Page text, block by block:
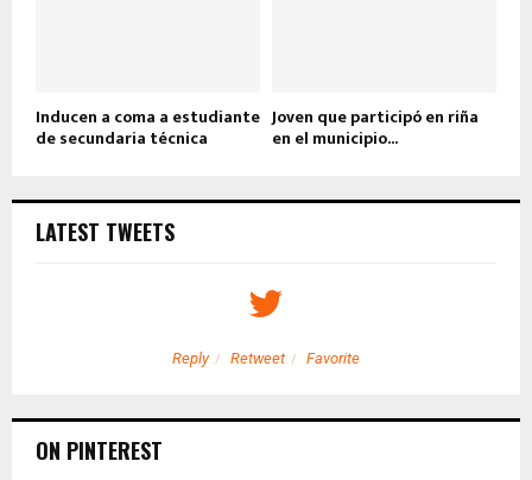
Inducen a coma a estudiante
de secundaria técnica
Joven que participó en riña
en el municipio...
LATEST TWEETS
Reply Retweet Favorite
ON PINTEREST